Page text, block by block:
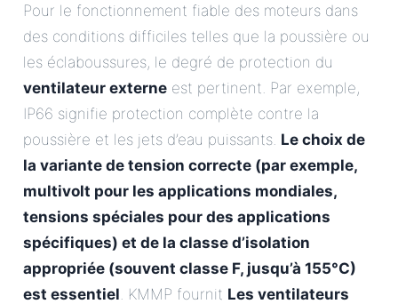
Pour le fonctionnement fiable des moteurs dans
des conditions difficiles telles que la poussière ou
les éclaboussures, le degré de protection du
ventilateur externe est pertinent. Par exemple,
IP66 signifie protection complète contre la
poussière et les jets d’eau puissants. Le choix de
la variante de tension correcte (par exemple,
multivolt pour les applications mondiales,
tensions spéciales pour des applications
spécifiques) et de la classe d’isolation
appropriée (souvent classe F, jusqu’à 155°C)
est essentiel. KMMP fournit Les ventilateurs